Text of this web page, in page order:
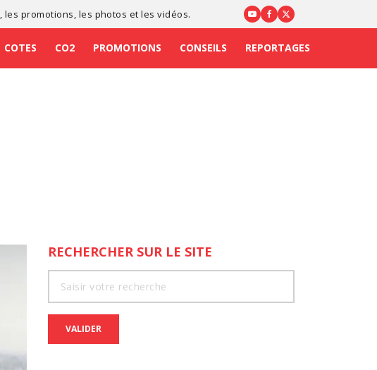
, les promotions , les photos et les vidéos.
COTES CO2 PROMOTIONS CONSEILS REPORTAGES
RECHERCHER SUR LE SITE
VALIDER